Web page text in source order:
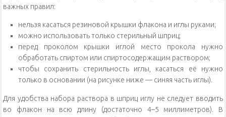
важных правил:
нельзя касаться резиновой крышки флакона и иглы руками;
можно использовать только стерильный шприц;
перед проколом крышки иглой место прокола нужно
обработать спиртом или спиртосодержащим раствором;
чтобы сохранить стерильность иглы, касаться её нужно
только в основании (на рисунке ниже — синяя часть иглы).
Для удобства набора раствора в шприц иглу не следует вводить
во флакон на всю длину (достаточно 4–5 миллиметров). В